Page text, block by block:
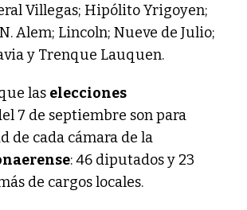
Villegas; Hipólito Yrigoyen;
Alem; Lincoln; Nueve de Julio;
y Trenque Lauquen.
las elecciones
7 de septiembre son para
de cada cámara de la
: 46 diputados y 23
de cargos locales.